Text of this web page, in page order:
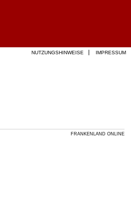
FRANKENLAND ONLINE
NUTZUNGSHINWEISE IMPRESSUM